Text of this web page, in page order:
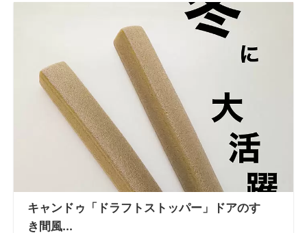
キャンドゥ「ドラフトストッパー」ドアのす
き間風...